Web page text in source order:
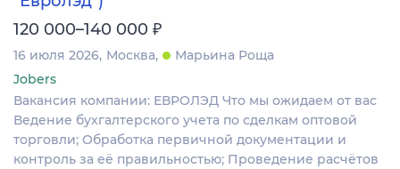
120 000–140 000 ₽
16 июля 2026 Москва
Марьина Роща
Jobers
Вакансия компании: ЕВРОЛЭД Что мы ожидаем от вас
Ведение бухгалтерского учета по сделкам оптовой
торговли; Обработка первичной документации и
контроль за её правильностью; Проведение расчётов